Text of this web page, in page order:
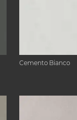
Cemento Bianco